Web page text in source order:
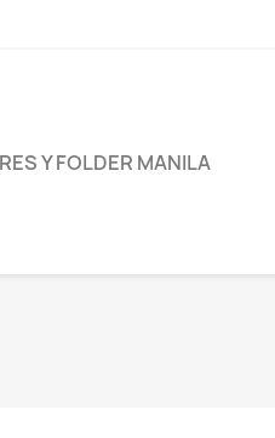
Y FOLDER MANILA